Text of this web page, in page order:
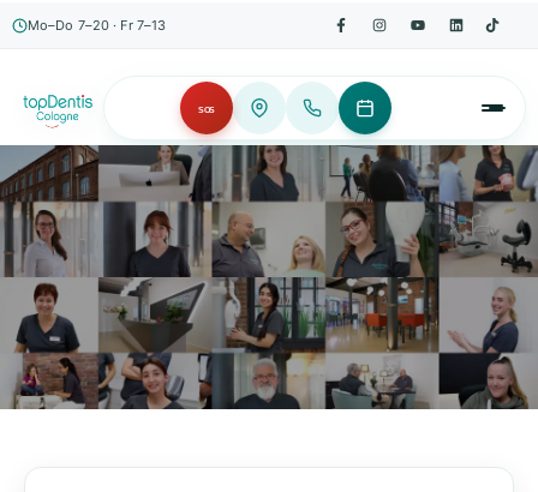
Mo–Do 7–20 · Fr 7–13
SOS
Unser Blog